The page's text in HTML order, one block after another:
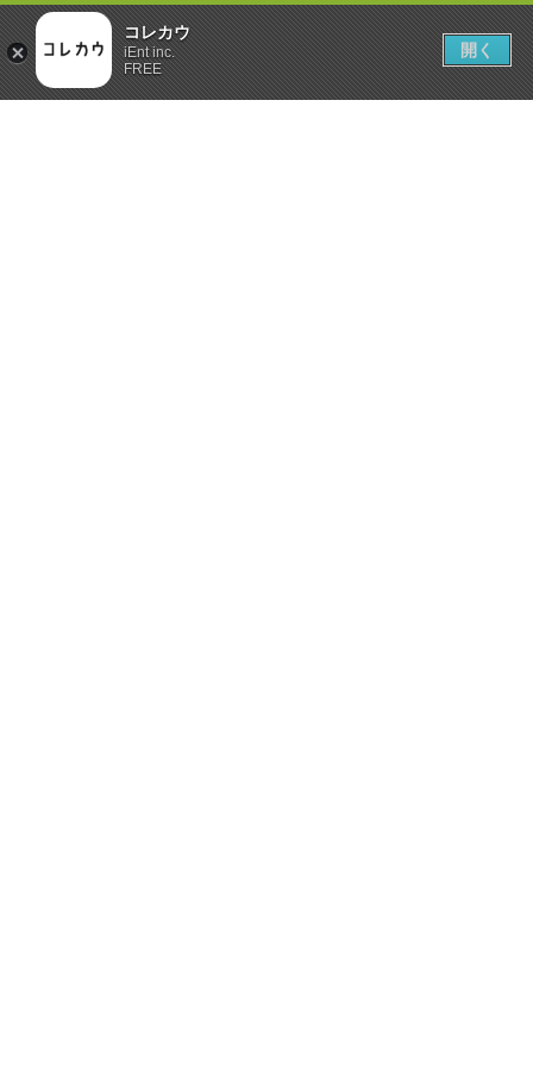
コレカウ
iEnt inc.
FREE
開く